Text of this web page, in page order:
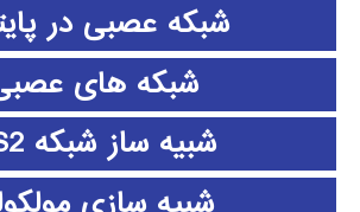
شبکه عصبی در
شبکه های
شبیه ساز شبکه NS2